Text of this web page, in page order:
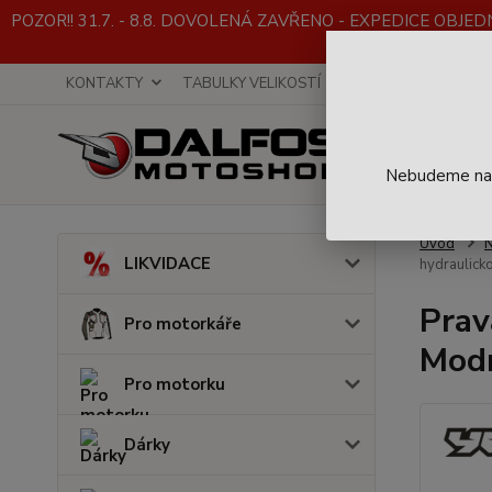
POZOR!! 31.7. - 8.8. DOVOLENÁ ZAVŘENO - EXPEDICE
KONTAKTY TABULKY VELIKOSTÍ
LIKVIDACE
Pro motorkáře
Pro motorku
Dárky
Úvod
Nebudeme